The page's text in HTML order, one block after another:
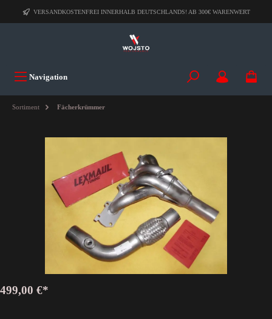
VERSANDKOSTENFREI INNERHALB DEUTSCHLANDS! AB 300€ WARENWERT
Navigation
Sortiment Fächerkrümmer
499,00 €*